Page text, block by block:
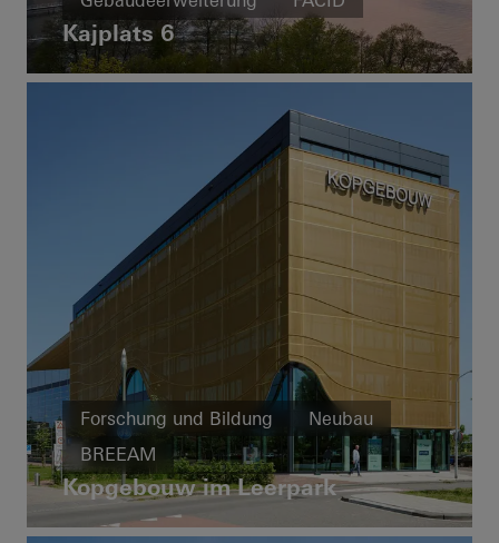
Schweden
Kajplats 6
Forschung und Bildung
Neubau
BREEAM
Außergewöhnliche Architektur
Fenster
FACID
Sonnenschutz
Kopgebouw im Leerpark